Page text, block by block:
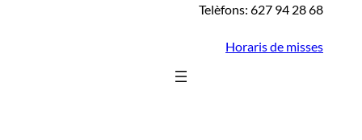
Telèfons: 627 94 28 68
Horaris de misses